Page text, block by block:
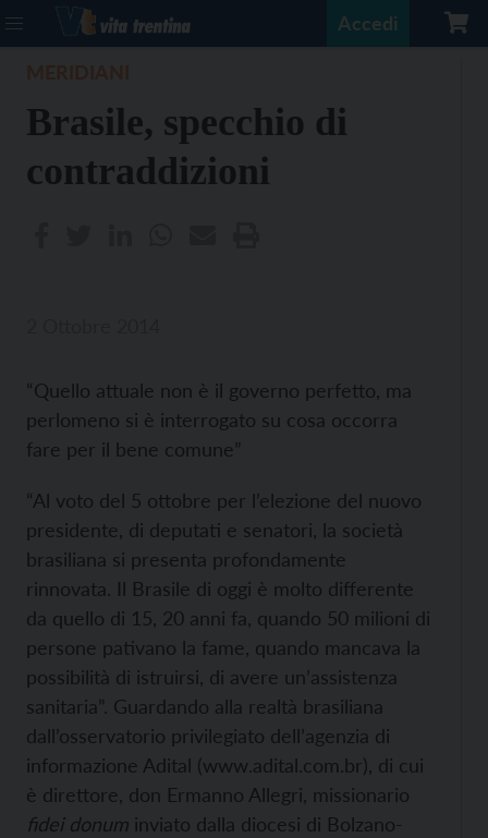
Accedi
Brasile, specchio di
contraddizioni
“Quello attuale non è il governo perfetto, ma
perlomeno si è interrogato su cosa occorra
fare per il bene comune”
“Al voto del 5 ottobre per l’elezione del nuovo
presidente, di deputati e senatori, la società
brasiliana si presenta profondamente
rinnovata. Il Brasile di oggi è molto differente
da quello di 15, 20 anni fa, quando 50 milioni di
persone pativano la fame, quando mancava la
possibilità di istruirsi, di avere un’assistenza
sanitaria”. Guardando alla realtà brasiliana
dall’osservatorio privilegiato dell’agenzia di
informazione Adital (www.adital.com.br), di cui
è direttore, don Ermanno Allegri, missionario
fidei donum inviato dalla diocesi di Bolzano-